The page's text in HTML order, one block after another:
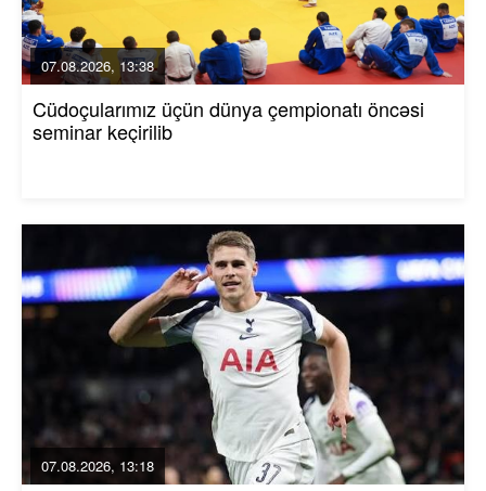
07.08.2026, 13:38
Cüdoçularımız üçün dünya çempionatı öncəsi
seminar keçirilib
07.08.2026, 13:18